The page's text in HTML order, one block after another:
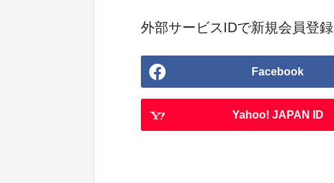
外部サービスIDで新規会員登録
Facebook
Yahoo! JAPAN ID